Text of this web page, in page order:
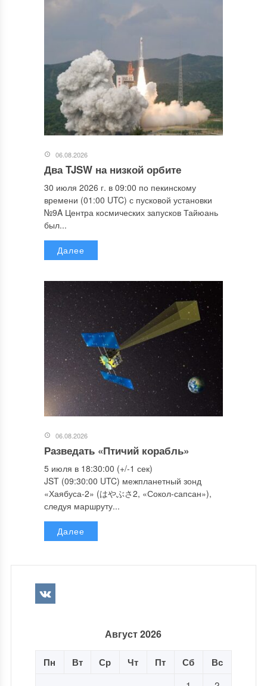
06.08.2026
Два TJSW на низкой орбите
30 июля 2026 г. в 09:00 по пекинскому
времени (01:00 UTC) с пусковой установки
№9A Центра космических запусков Тайюань
был...
Далее
06.08.2026
Разведать «Птичий корабль»
5 июля в 18:30:00 (+/-1 сек)
JST (09:30:00 UTC) межпланетный зонд
«Хаябуса-2» (はやぶさ2, «Сокол-сапсан»),
следуя маршруту...
Далее
Август 2026
Пн Вт Ср Чт Пт Сб Вс